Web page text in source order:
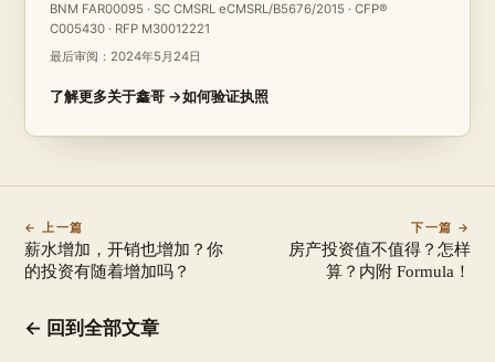
BNM FAR00095 · SC CMSRL eCMSRL/B5676/2015 · CFP®
C005430 · RFP M30012221
最后审阅： 2024年5月24日
了解更多关于鑫哥 →如何验证执照
← 上一篇
薪水增加，开销也增加？你
的投资有随着增加吗？
下一篇 →
房产投资值不值得？怎样
算？内附 Formula！
← 回到全部文章